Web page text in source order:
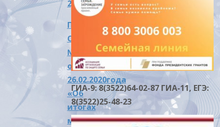
2)
Приказ
ОУО
№18/1
от
26.02.2020года
«Об
итогах
муниципального
ГИА-9: 8(3522)64-02-87 ГИА-11, ЕГЭ:
8(3522)25-48-23